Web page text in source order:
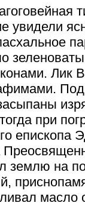
увидели
Лик
Под
при
епископа
землю на
масло